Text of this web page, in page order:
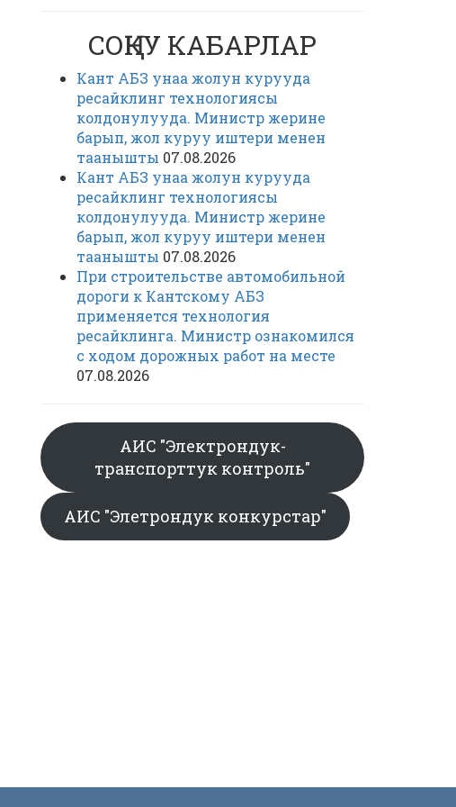
СОҢКУ КАБАРЛАР
Кант АБЗ унаа жолун курууда
ресайклинг технологиясы
колдонулууда. Министр жерине
барып, жол куруу иштери менен
таанышты 07.08.2026
Кант АБЗ унаа жолун курууда
ресайклинг технологиясы
колдонулууда. Министр жерине
барып, жол куруу иштери менен
таанышты 07.08.2026
При строительстве автомобильной
дороги к Кантскому АБЗ
применяется технология
ресайклинга. Министр ознакомился
с ходом дорожных работ на месте
07.08.2026
АИС "Электрондук-
транспорттук контроль"
АИС "Элетрондук конкурстар"